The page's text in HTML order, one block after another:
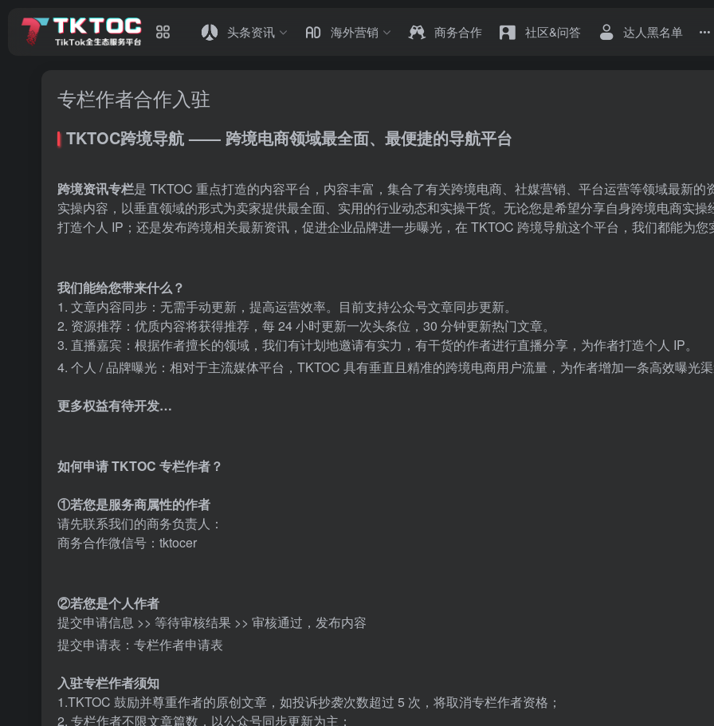
头条资讯 海外营销 商务合作 社区&问答 达人黑名单
专栏作者合作入驻
TKTOC跨境导航 —— 跨境电商领域最全面、最便捷的导航平台
跨境资讯专栏是 TKTOC 重点打造的内容平台，内容丰富，集合了有关跨境电商、社媒营销、平台运营等领域最新的
实操内容，以垂直领域的形式为卖家提供最全面、实用的行业动态和实操干货。无论您是希望分享自身跨境电商实操
打造个人 IP；还是发布跨境相关最新资讯，促进企业品牌进一步曝光，在 TKTOC 跨境导航这个平台，我们都能为您
我们能给您带来什么？
1. 文章内容同步：无需手动更新，提高运营效率。目前支持公众号文章同步更新。
2. 资源推荐：优质内容将获得推荐，每 24 小时更新一次头条位，30 分钟更新热门文章。
3. 直播嘉宾：根据作者擅长的领域，我们有计划地邀请有实力，有干货的作者进行直播分享，为作者打造个人 IP。
4. 个人 / 品牌曝光：相对于主流媒体平台，TKTOC 具有垂直且精准的跨境电商用户流量，为作者增加一条高效曝光
更多权益有待开发…
如何申请 TKTOC 专栏作者？
①若您是服务商属性的作者
请先联系我们的商务负责人：
商务合作微信号：tktocer
②若您是个人作者
提交申请信息 >> 等待审核结果 >> 审核通过，发布内容
提交申请表：专栏作者申请表
入驻专栏作者须知
1.TKTOC 鼓励并尊重作者的原创文章，如投诉抄袭次数超过 5 次，将取消专栏作者资格；
2. 专栏作者不限文章篇数，以公众号同步更新为主；